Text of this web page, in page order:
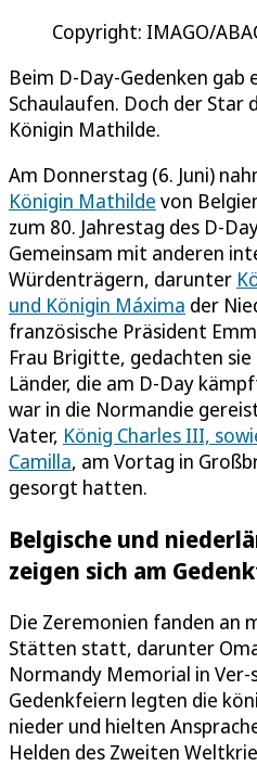
Copyright: IMAGO/
Beim D-Day-Gedenken gab
Schaulaufen. Doch der Star
Königin Mathilde.
Am Donnerstag (6. Juni)
Königin Mathilde von
zum 80. Jahrestag des D-
Gemeinsam mit anderen
Würdenträgern, darunter
und Königin Máxima der
französische Präsident
Frau Brigitte, gedachten
Länder, die am D-Day
war in die Normandie
Vater, König Charles III,
Camilla, am Vortag in
gesorgt hatten.
Belgische und
zeigen sich am
Die Zeremonien fanden an
Stätten statt, darunter
Normandy Memorial in Ver-
Gedenkfeiern legten die
nieder und hielten
Helden des Zweiten